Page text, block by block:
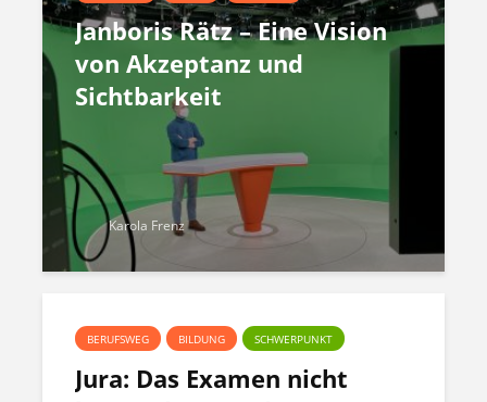
Janboris Rätz – Eine Vision
von Akzeptanz und
Sichtbarkeit
Karola Frenz
BERUFSWEG BILDUNG SCHWERPUNKT
Jura: Das Examen nicht